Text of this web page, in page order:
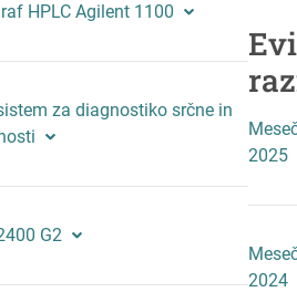
HPLC Agilent 1100
za diagnostiko srčne in
G2
2025
2024